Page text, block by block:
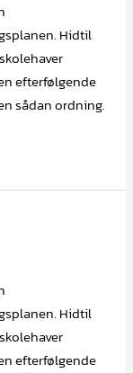
Hidtil
efterfølgende
sådan ordning.
Hidtil
efterfølgende